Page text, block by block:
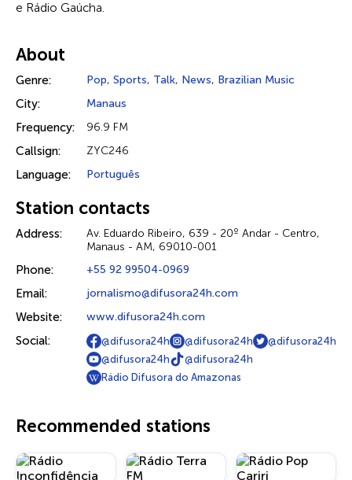
e Rádio Gaúcha.
About
Genre: Pop, Sports, Talk, News, Brazilian Music
City: Manaus
Frequency: 96.9 FM
Callsign: ZYC246
Language: Português
Station contacts
Address:
Av. Eduardo Ribeiro, 639 - 20º Andar - Centro,
Manaus - AM, 69010-001
Phone: +55 92 99504-0969
Email: jornalismo@difusora24h.com
Website: www.difusora24h.com
Social: @difusora24h @difusora24h
@difusora24h
@difusora24h
@difusora24h
Rádio Difusora do Amazonas
Recommended stations